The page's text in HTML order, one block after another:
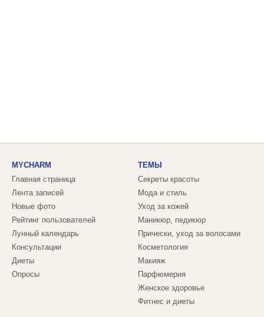
MYCHARM
Главная страница
Лента записей
Новые фото
Рейтинг пользователей
Лунный календарь
Консультации
Диеты
Опросы
ТЕМЫ
Секреты красоты
Мода и стиль
Уход за кожей
Маникюр, педикюр
Прически, уход за волосами
Косметология
Макияж
Парфюмерия
Женское здоровье
Фитнес и диеты